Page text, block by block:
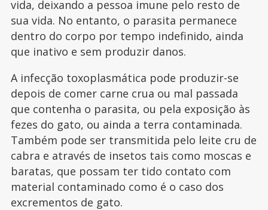
vida, deixando a pessoa imune pelo resto de
sua vida. No entanto, o parasita permanece
dentro do corpo por tempo indefinido, ainda
que inativo e sem produzir danos.
A infecção toxoplasmática pode produzir-se
depois de comer carne crua ou mal passada
que contenha o parasita, ou pela exposição às
fezes do gato, ou ainda a terra contaminada.
Também pode ser transmitida pelo leite cru de
cabra e através de insetos tais como moscas e
baratas, que possam ter tido contato com
material contaminado como é o caso dos
excrementos de gato.